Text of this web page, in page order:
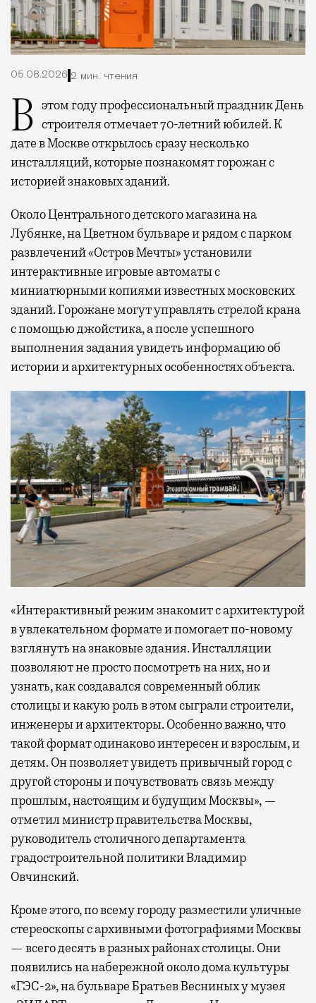
05.08.2026 2 мин. чтения
В этом году профессиональный праздник День строителя отмечает 70-летний юбилей. К
дате в Москве открылось сразу несколько
инсталляций, которые познакомят горожан с
историей знаковых зданий.
Около Центрального детского магазина на
Лубянке, на Цветном бульваре и рядом с парком
развлечений «Остров Мечты» установили
интерактивные игровые автоматы с
миниатюрными копиями известных московских
зданий. Горожане могут управлять стрелой крана
с помощью джойстика, а после успешного
выполнения задания увидеть информацию об
истории и архитектурных особенностях объекта.
«Интерактивный режим знакомит с архитектурой
в увлекательном формате и помогает по-новому
взглянуть на знаковые здания. Инсталляции
позволяют не просто посмотреть на них, но и
узнать, как создавался современный облик
столицы и какую роль в этом сыграли строители,
инженеры и архитекторы. Особенно важно, что
такой формат одинаково интересен и взрослым, и
детям. Он позволяет увидеть привычный город с
другой стороны и почувствовать связь между
прошлым, настоящим и будущим Москвы», —
отметил министр правительства Москвы,
руководитель столичного департамента
градостроительной политики Владимир
Овчинский.
Кроме этого, по всему городу разместили уличные
стереоскопы с архивными фотографиями Москвы
— всего десять в разных районах столицы. Они
появились на набережной около дома культуры
«ГЭС-2», на бульваре Братьев Весниных у музея